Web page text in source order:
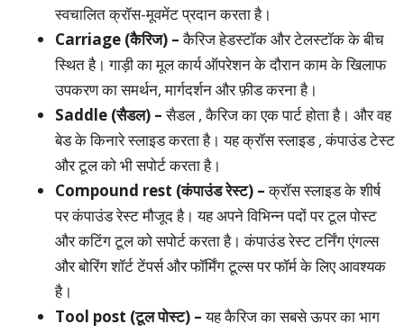
स्वचालित क्रॉस-मूवमेंट प्रदान करता है।
Carriage (कैरिज) –कैरिज हेडस्टॉक और टेलस्टॉक के बीच
स्थित है। गाड़ी का मूल कार्य ऑपरेशन के दौरान काम के खिलाफ
उपकरण का समर्थन, मार्गदर्शन और फ़ीड करना है।
Saddle (सैडल) –सैडल , कैरिज का एक पार्ट होता है। और वह
बेड के किनारे स्लाइड करता है। यह क्रॉस स्लाइड , कंपाउंड टेस्ट
और टूल को भी सपोर्ट करता है।
Compound rest (कंपाउंड रेस्ट) –क्रॉस स्लाइड के शीर्ष
पर कंपाउंड रेस्ट मौजूद है। यह अपने विभिन्न पदों पर टूल पोस्ट
और कटिंग टूल को सपोर्ट करता है। कंपाउंड रेस्ट टर्निंग एंगल्स
और बोरिंग शॉर्ट टेंपर्स और फॉर्मिंग टूल्स पर फॉर्म के लिए आवश्यक
है।
Tool post (टूल पोस्ट) –यह कैरिज का सबसे ऊपर का भाग